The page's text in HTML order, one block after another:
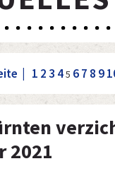
| 1 23 45 67 8 9
2021